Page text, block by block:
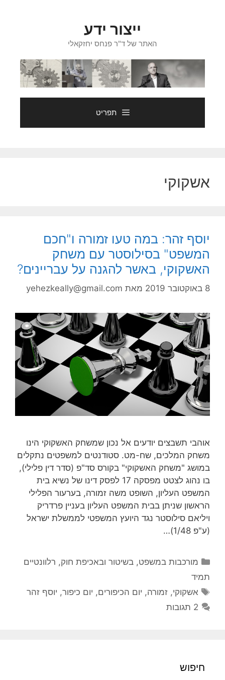
ייצור ידע
האתר של ד"ר פנחס יחזקאלי
תפריט
אשקוקי
יוסף זהר: במה טעו זמורה ו"חכם
המשפט" בסילוסטר עם משחק
האשקוקי, באשר להגנה על עבריינים?
8 באוקטובר 2019 מאת yehezkeally@gmail.com
אוהבי תשבצים יודעים אל נכון שמשחק האשקוקי הינו
משחק המלכים, שח-מט. סטודנטים למשפטים נתקלים
במושג "משחק האשקוקי" בקורס סד"פ (סדר דין פלילי),
בו נהוג לצטט מפסקה 17 לפסק דינו של נשיא בית
המשפט העליון, השופט משה זמורה, בערעור הפלילי
הראשון שניתן בבית המשפט העליון בעניין פרדריק
ויליאם סילוסטר נגד היועץ המשפטי לממשלת ישראל
(ע"פ 1/48)…
קטגוריות
מורכבות במשפט, בשיטור ובאכיפת חוק, רלוונטיים
תמיד
תגיות
אשקוקי,זמורה, יום הכיפורים, יום כיפור, יוסף זהר
2 תגובות
חיפוש